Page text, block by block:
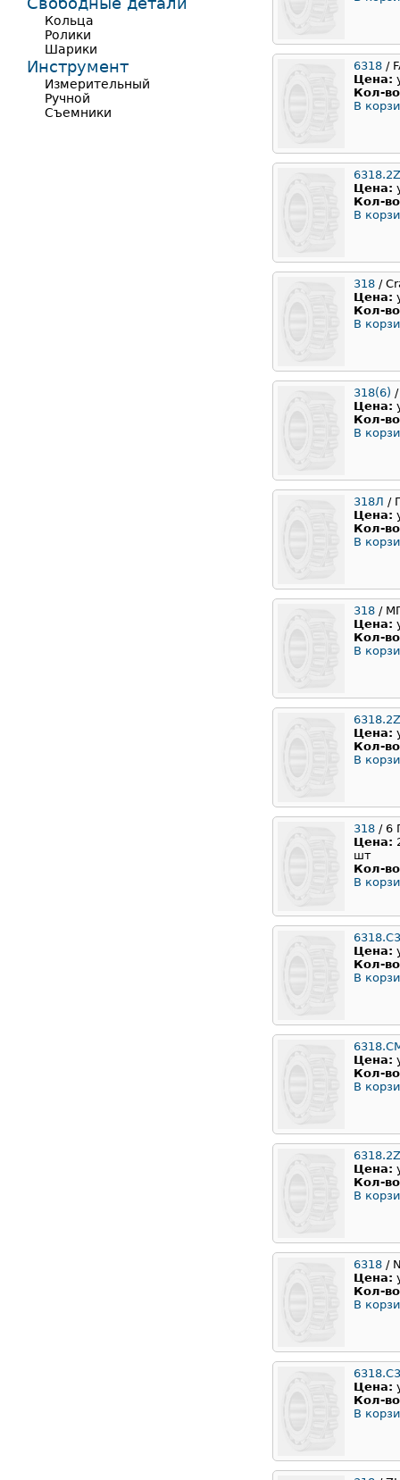
6318 /
Цена:
Кол-
В
6318.2Z
Цена:
Кол-
В
318 /
Цена:
Кол-
В
318(6)
Цена:
Кол-
В
318Л /
Цена:
Кол-
В
318 /
Цена:
Кол-
В
Цена:
Кол-
В
318 / 6
Цена:
шт
Кол-
В
6318.C3
Цена:
Кол-
В
Цена:
Кол-
В
Цена:
Кол-
В
6318 /
Цена:
Кол-
В
6318.С3
Цена:
Кол-
В
Кольца
Ролики
Шарики
Инструмент
Измерительный
Ручной
Съемники